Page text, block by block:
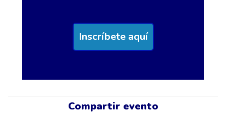
Inscríbete aquí
Compartir evento